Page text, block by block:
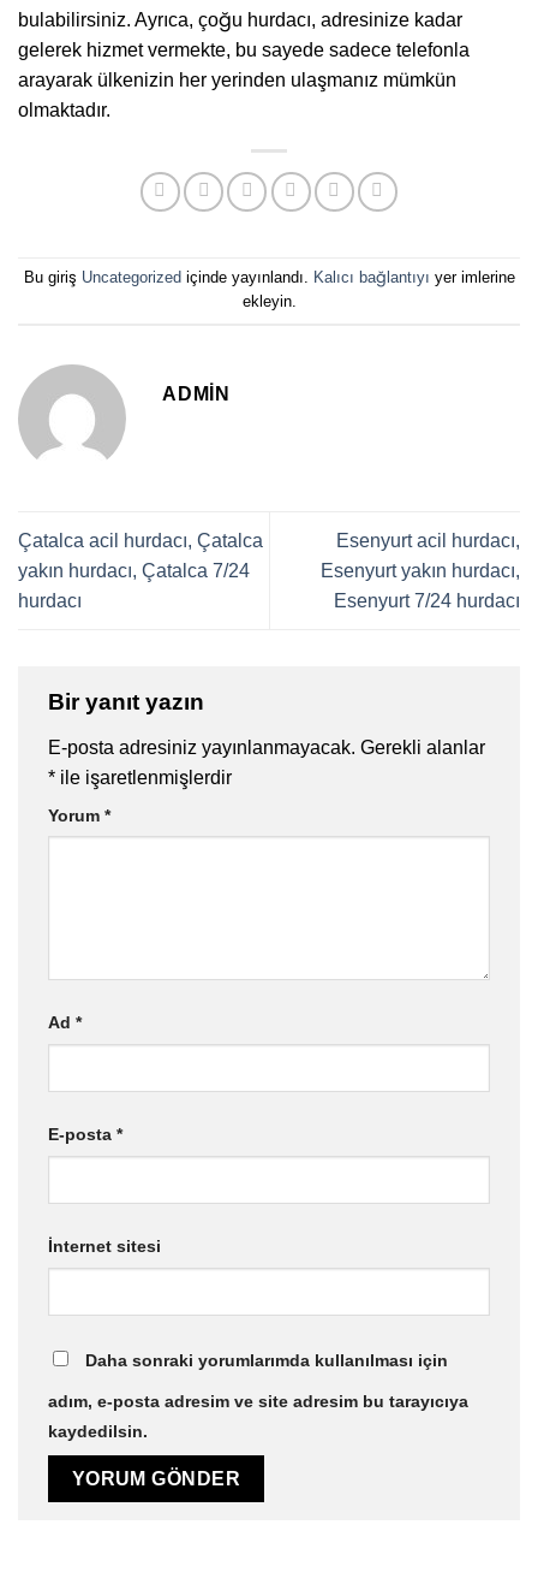
bulabilirsiniz. Ayrıca, çoğu hurdacı, adresinize kadar
gelerek hizmet vermekte, bu sayede sadece telefonla
arayarak ülkenizin her yerinden ulaşmanız mümkün
olmaktadır.
Bu giriş Uncategorized içinde yayınlandı. Kalıcı bağlantıyı yer imlerine
ekleyin.
ADMIN
Çatalca acil hurdacı, Çatalca
yakın hurdacı, Çatalca 7/24
hurdacı
Esenyurt acil hurdacı,
Esenyurt yakın hurdacı,
Esenyurt 7/24 hurdacı
Bir yanıt yazın
E-posta adresiniz yayınlanmayacak. Gerekli alanlar
* ile işaretlenmişlerdir
Yorum *
Ad *
E-posta *
İnternet sitesi
Daha sonraki yorumlarımda kullanılması için
adım, e-posta adresim ve site adresim bu tarayıcıya
kaydedilsin.